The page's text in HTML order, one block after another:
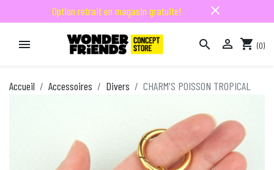
Option retrait en magasin gratuite! close
   shopping_cart (0)
Accueil Accessoires Divers CHARM'S POISSON TROPICAL